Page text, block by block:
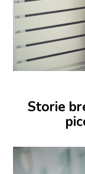
Storie